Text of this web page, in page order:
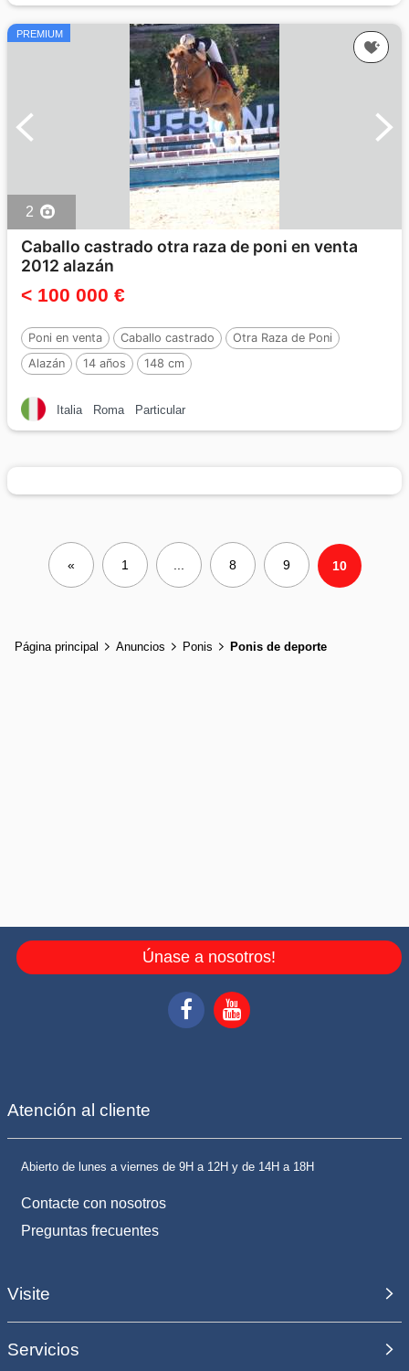
PREMIUM
2
Caballo castrado otra raza de poni en venta
2012 alazán
< 100 000 €
Poni en venta Caballo castrado
Otra Raza de Poni
Alazán
14 años 148 cm
Italia Roma Particular
« 1 8 9 10
Página principal Anuncios Ponis Ponis de deporte
Únase a nosotros!
Atención al cliente
Abierto de lunes a viernes de 9H a 12H y de 14H a 18H
Contacte con nosotros
Preguntas frecuentes
Visite
Servicios